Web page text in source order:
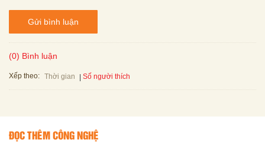
Gửi bình luận
(0) Bình luận
Xếp theo: Thời gian Số người thích
ĐỌC THÊM CÔNG NGHỆ